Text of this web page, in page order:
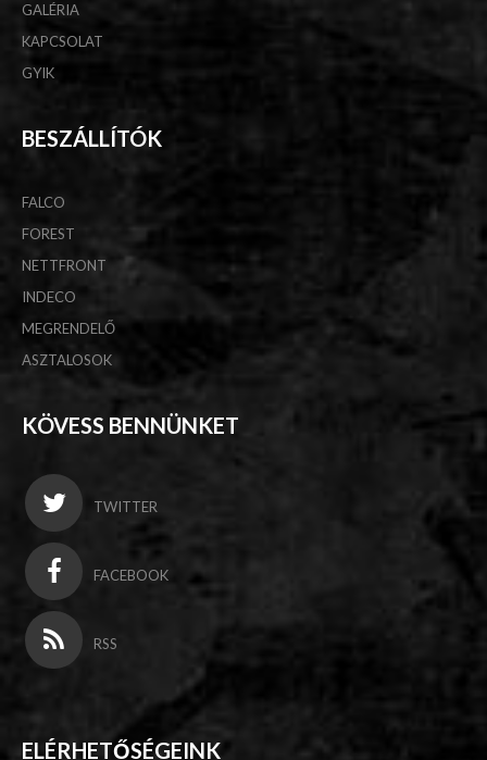
GALÉRIA
KAPCSOLAT
GYIK
BESZÁLLÍTÓK
FALCO
FOREST
NETTFRONT
INDECO
MEGRENDELŐ
ASZTALOSOK
KÖVESS BENNÜNKET
TWITTER
FACEBOOK
RSS
ELÉRHETŐSÉGEINK